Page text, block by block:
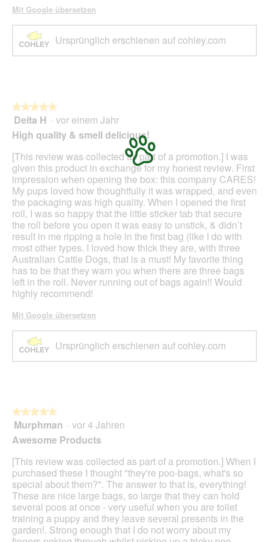
Mit Google übersetzen
Ursprünglich erschienen auf cohley.com
★★★★★
★★★★★
5
5
Sternen.
Deita H · vor einem Jahr
High quality & smell delicious!
[This review was collected as part of a promotion.] I was
given this product in exchange for my honest review. First
impression when opening the box: this company CARES!
My pups loved how thoughtfully it was wrapped, and even
the packaging was high quality. When I opened the first
roll, I was so happy that the little sticker tab that secure
the roll before you open it was easy to unstick, & didn’t
result in me ripping a hole in the first bag (like I do with
most other types. I loved how thick they are, with three
Australian Cattle Dogs, that is a must! My favorite thing
has to be that they warn you when there are three bags
left in the roll. Never running out of bags again!! Would
highly recommend!
Mit Google übersetzen
Ursprünglich erschienen auf cohley.com
★★★★★
★★★★★
5
von
Sternen.
Murphman · vor 4 Jahren
Awesome Products
[This review was collected as part of a promotion.] When I
purchased these I thought "they're poo-bags, what's so
special about them?". The answer to that is, everything!
These are nice large bags, so large that they can hold
several poos at once - very useful when you are toilet
training a puppy and they leave several presents in the
garden!. Strong enough that I do not worry about my